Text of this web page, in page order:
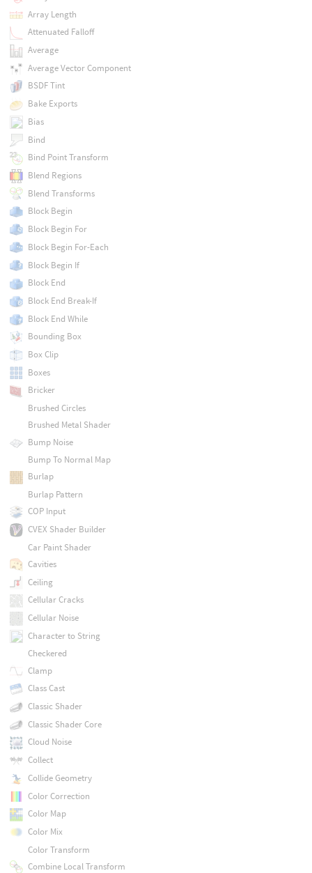
Array Length
Attenuated Falloff
Average
Average Vector Component
BSDF Tint
Bake Exports
Bias
Bind
Bind Point Transform
Blend Regions
Blend Transforms
Block Begin
Block Begin For
Block Begin For-Each
Block Begin If
Block End
Block End Break-If
Block End While
Bounding Box
Box Clip
Boxes
Bricker
Brushed Circles
Brushed Metal Shader
Bump Noise
Bump To Normal Map
Burlap
Burlap Pattern
COP Input
CVEX Shader Builder
Car Paint Shader
Cavities
Ceiling
Cellular Cracks
Cellular Noise
Character to String
Checkered
Clamp
Class Cast
Classic Shader
Classic Shader Core
Cloud Noise
Collect
Collide Geometry
Color Correction
Color Map
Color Mix
Color Transform
Combine Local Transform